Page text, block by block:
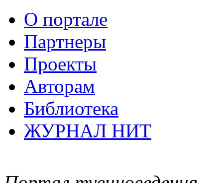
О портале
Партнеры
Проекты
Авторам
Библиотека
ЖУРНАЛ НИТ